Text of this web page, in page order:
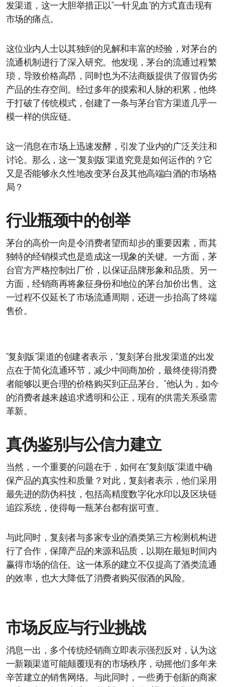
发渠道，这一大胆举措正以“一针见血”的方式直击现有
市场的痛点。
这位业内人士以其独到的见解和丰富的经验，对茅台的
流通机制进行了深入研究。他发现，茅台的流通过程繁
琐，导致价格高昂，同时也为不法商贩提供了假冒伪劣
产品的生存空间。经过多年的摸索和人脉的积累，他终
于打破了传统模式，创建了一条与茅台官方渠道几乎一
模一样的供应链。
这一消息在市场上迅速发酵，引发了业内的广泛关注和
讨论。那么，这一“复刻版”渠道究竟是如何运作的？它
又是否能够永久性地改变茅台及其他高端白酒的市场格
局？
行业瓶颈中的创举
茅台的高价一向是令消费者望而却步的重要因素，而其
独特的经销模式也是造成这一现象的关键。一方面，茅
台官方严格控制出厂价，以保证品牌形象和品质。另一
方面，经销商再将象征身份和地位的茅台加价出售。这
一过程不仅延长了市场流通周期，还进一步抬高了终端
售价。
“复刻版”渠道的创建者表示，“复刻茅台批发渠道的出发
点在于简化流通环节，减少中间商加价，最终使得消费
者能够以更合理的价格购买到正品茅台。”他认为，如今
的消费者越来越追求透明和公正，现有的供需关系亟需
革新。
真伪鉴别与公信力建立
当然，一个重要的问题在于，如何在“复刻版”渠道中确
保产品的真实性和质量？对此，复刻者表示，他们采用
最先进的防伪科技，包括高精度数字化水印以及区块链
追踪系统，使得每一瓶茅台都有据可查。
与此同时，复刻者与多家专业的酒类第三方检测机构进
行了合作，保障产品的来源和品质，以期在最短时间内
赢得市场的信任。这一体系的建立不仅提高了酒类流通
的效率，也大大降低了消费者购买假酒的风险。
市场反应与行业挑战
消息一出，多个传统经销商立即表示强烈反对，认为这
一新颖渠道可能颠覆现有的市场秩序，动摇他们多年来
辛苦建立的销售网络。与此同时，一些勇于创新的商家